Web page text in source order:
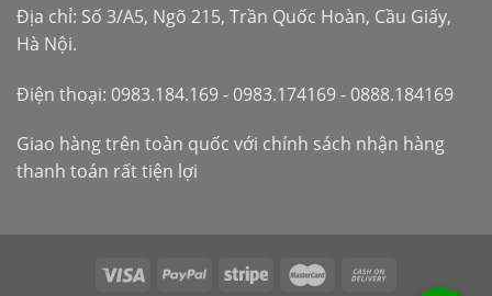
Địa chỉ: Số 3/A5, Ngõ 215, Trần Quốc Hoàn, Cầu Giấy,
Hà Nội.
Điện thoại: 0983.184.169 - 0983.174169 - 0888.184169
Giao hàng trên toàn quốc với chính sách nhận hàng
thanh toán rất tiện lợi